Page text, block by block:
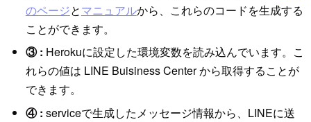
のページとマニュアルから、これらのコードを生成する
ことができます。
③ : Herokuに設定した環境変数を読み込んでいます。こ
れらの値は LINE Buisiness Center から取得することが
できます。
④ : serviceで生成したメッセージ情報から、LINEに送